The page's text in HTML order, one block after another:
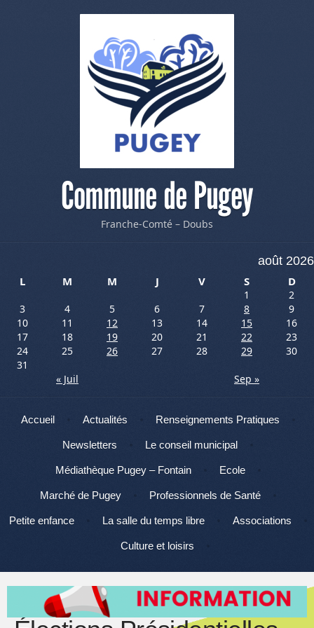
Commune de Pugey
Franche-Comté – Doubs
août 2026
L
M M J V S D
1
2
3
4 5 6 7 8
9
10
11 12 13 14 15
16
17
18 19 20 21 22
23
24
25 26 27 28 29
30
31
« Juil
Sep »
Menu
Aller au contenu
Accueil Actualités Renseignements Pratiques
Newsletters Le conseil municipal
Médiathèque Pugey – Fontain Ecole
Marché de Pugey Professionnels de Santé
Petite enfance La salle du temps libre Associations
Culture et loisirs